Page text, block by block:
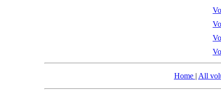
Home | All